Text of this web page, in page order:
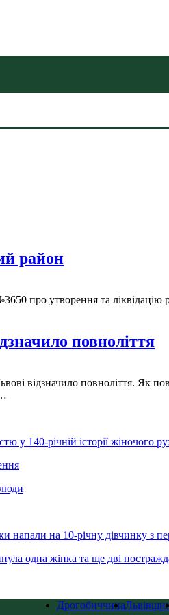
район
про утворення та ліквідацію
повноліття
відзначило повноліття. Як
у 140-річній історії жіночого
напали на 10-річну дівчинку з
одна жінка та ще дві
Дрогобиччина